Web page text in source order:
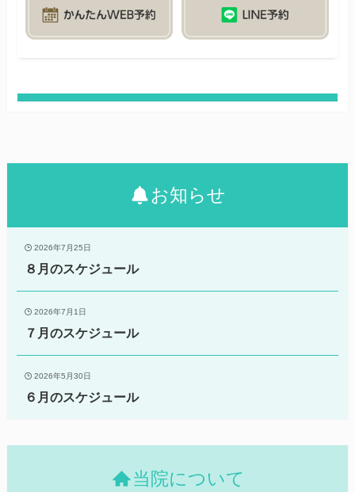
お知らせ
2026年7月25日
８月のスケジュール
2026年7月1日
７月のスケジュール
2026年5月30日
６月のスケジュール
当院について